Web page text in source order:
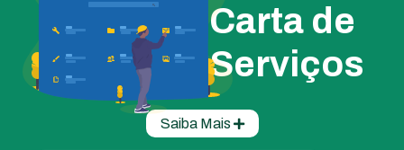
Carta de
Serviços
Saiba Mais